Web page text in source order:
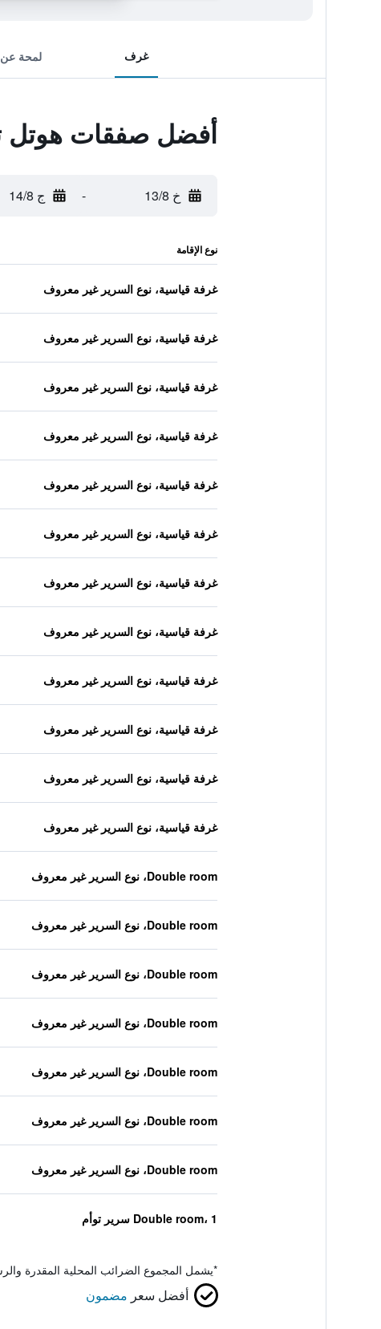
غرف لمحة عن
أفضل صفقات هوتل
خ 13/8 - ج 14/8
نوع الإقامة
غرفة قياسية، نوع السرير غير معروف
غرفة قياسية، نوع السرير غير معروف
غرفة قياسية، نوع السرير غير معروف
غرفة قياسية، نوع السرير غير معروف
غرفة قياسية، نوع السرير غير معروف
غرفة قياسية، نوع السرير غير معروف
غرفة قياسية، نوع السرير غير معروف
غرفة قياسية، نوع السرير غير معروف
غرفة قياسية، نوع السرير غير معروف
غرفة قياسية، نوع السرير غير معروف
غرفة قياسية، نوع السرير غير معروف
غرفة قياسية، نوع السرير غير معروف
Double room، نوع السرير غير معروف
Double room، نوع السرير غير معروف
Double room، نوع السرير غير معروف
Double room، نوع السرير غير معروف
Double room، نوع السرير غير معروف
Double room، نوع السرير غير معروف
Double room، نوع السرير غير معروف
Double room، 1 سرير توأم
*يشمل المجموع الضرائب المحلية المقدرة
أفضل سعر مضمون